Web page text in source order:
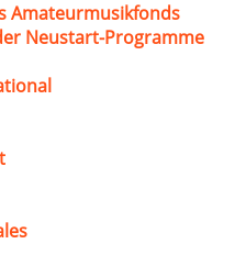
Amateurmusikfonds
Neustart-Programme